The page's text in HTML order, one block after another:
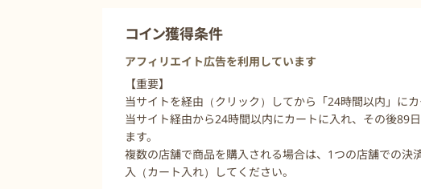
コイン獲得条件
アフィリエイト広告を利用しています
【重要】
当サイトを経由（クリック）してから「24時間以内」に
当サイト経由から24時間以内にカートに入れ、その後89
ます。
複数の店舗で商品を購入される場合は、1つの店舗での
入（カート入れ）してください。